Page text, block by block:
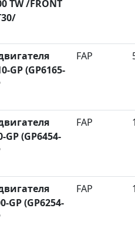
TW /FRONT
GP (GP6165-
FAP
GP (GP6454-
FAP
GP (GP6254-
FAP